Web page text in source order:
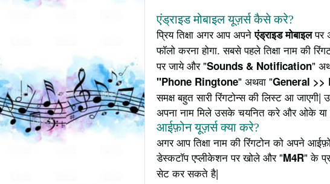
एंड्राइड मोबाइल यूज़र्स कैसे करे?
प्रिय तिक्षा अगर आप अपनेएंड्राइड मोबाइलपर
फॉलो करना होगा. सबसे पहले तिक्षा नाम की
पर जाये और "Sounds & Notification"
"Phone Ringtone" अथवा "General >>
समक्ष बहुत सारी रिंगटोन्स की लिस्ट आ
अपना नाम मिले उसके चयनित करे और ओके या
आईफ़ोन यूज़र्स क्या करे?
अगर आप तिक्षा नाम की रिंगटोन को अपने
डेस्कटॉप एप्लीकेशन पर खोले और "M4R" के
सेट कर सकते है|